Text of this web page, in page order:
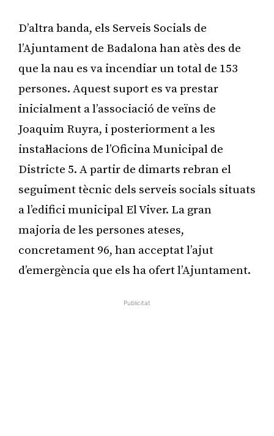
D’altra banda, els Serveis Socials de
l’Ajuntament de Badalona han atès des de
que la nau es va incendiar un total de 153
persones. Aquest suport es va prestar
inicialment a l’associació de veïns de
Joaquim Ruyra, i posteriorment a les
instal·lacions de l’Oficina Municipal de
Districte 5. A partir de dimarts rebran el
seguiment tècnic dels serveis socials situats
a l’edifici municipal El Viver. La gran
majoria de les persones ateses,
concretament 96, han acceptat l’ajut
d’emergència que els ha ofert l’Ajuntament.
Publicitat